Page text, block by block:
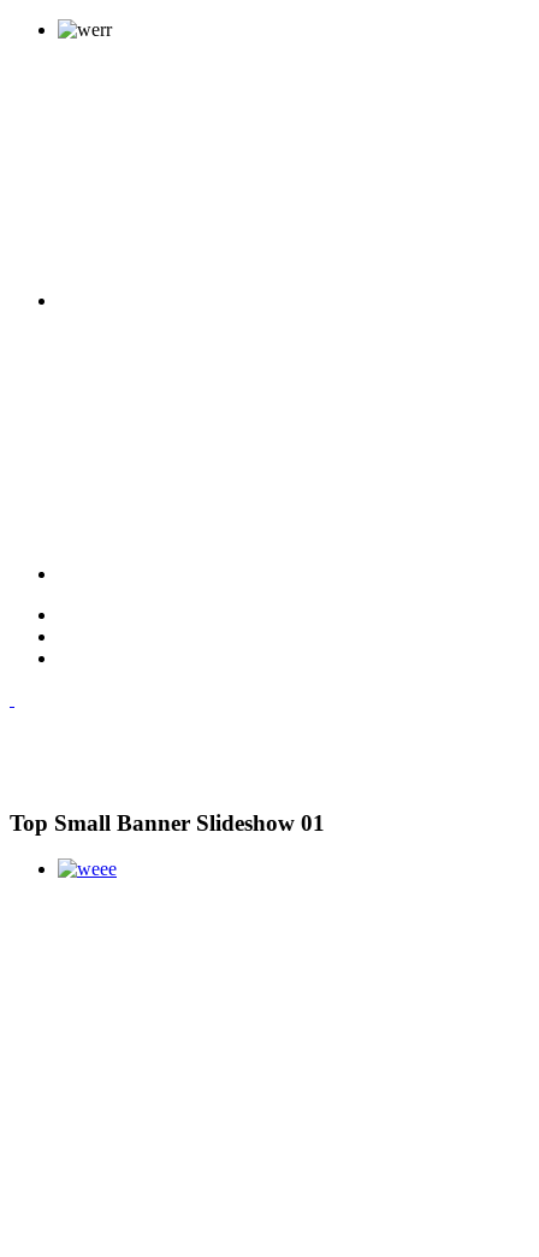
Top Small Banner Slideshow 01